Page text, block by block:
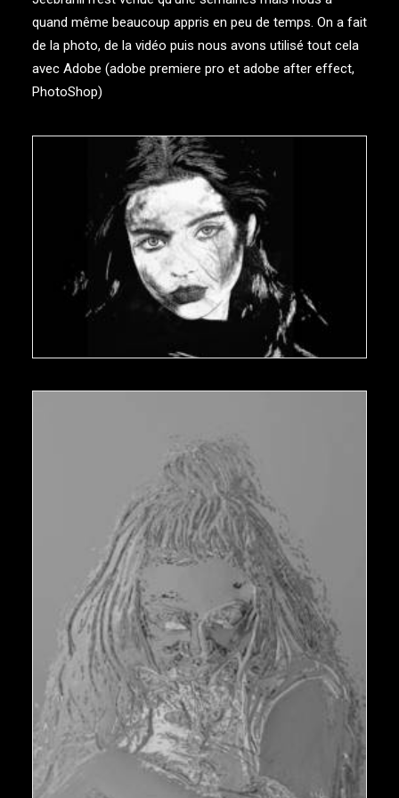
quand même beaucoup appris en peu de temps. On a fait
de la photo, de la vidéo puis nous avons utilisé tout cela
avec Adobe (adobe premiere pro et adobe after effect,
PhotoShop)